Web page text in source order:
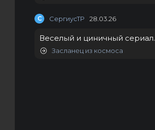
С СергиусТР 28.03.26
Веселый и циничный сериал.
Засланец из космоса